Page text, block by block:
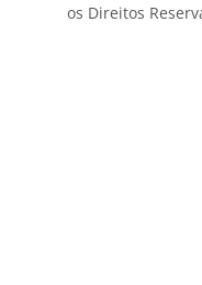
os Direitos